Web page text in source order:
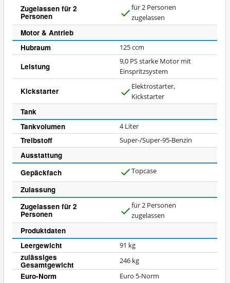
Zugelassen für 2
Personen
a
für 2 Personen
zugelassen
Motor & Antrieb
Hubraum
125 ccm
Leistung
9,0 PS starke Motor mit
Einspritzsystem
Kickstarter
a
Elektrostarter,
Kickstarter
Tank
Tankvolumen
4 Liter
Treibstoff Super-/Super-95-Benzin
Ausstattung
Gepäckfach
Topcase
Zulassung
Zugelassen für 2
Personen
a
für 2 Personen
zugelassen
Produktdaten
Leergewicht
91 kg
zulässiges
Gesamtgewicht 246 kg
Euro-Norm Euro 5-Norm